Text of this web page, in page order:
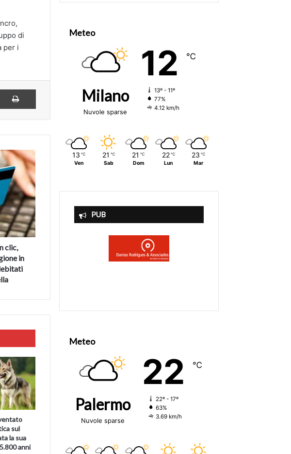
di
per i
via Email Imprimir
clic,
in
sul
la sua
anni
Meteo
Milano
Nuvole sparse
12 ℃
13º - 11º
77%
4.12 km/h
13 ℃
Ven
21 ℃
Sab
21 ℃
Dom
22 ℃
Lun
23 ℃
Mar
PUB
Meteo
Palermo
Nuvole sparse
22 ℃
22º - 17º
63%
3.69 km/h